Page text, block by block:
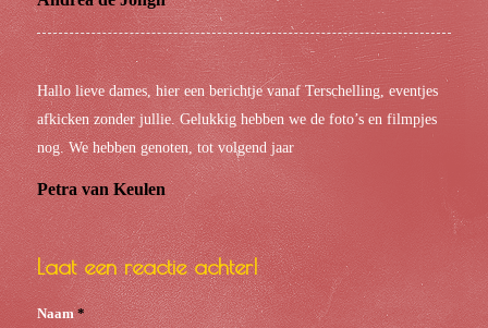
Hallo lieve dames, hier een berichtje vanaf Terschelling, eventjes
afkicken zonder jullie. Gelukkig hebben we de foto’s en filmpjes
nog. We hebben genoten, tot volgend jaar
Petra van Keulen
Laat een reactie achter!
Naam*